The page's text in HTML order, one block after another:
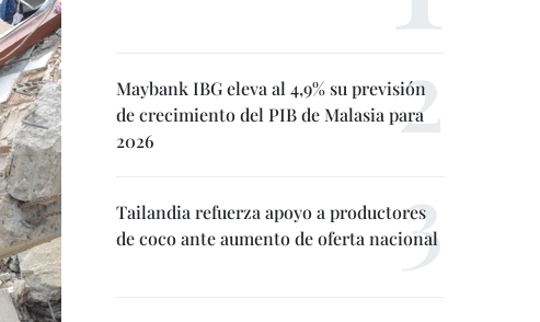
Maybank IBG eleva al 4,9% su previsión
de crecimiento del PIB de Malasia para
2026
Tailandia refuerza apoyo a productores
de coco ante aumento de oferta nacional